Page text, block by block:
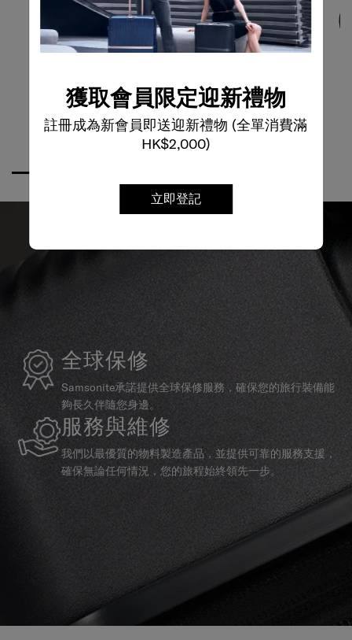
獲取會員限定迎新禮物
註冊成為新會員即送迎新禮物 (全單消費滿
HK$2,000)
立即登記
全球保修
Samsonite承諾提供全球保修服務，確保您的旅行裝備能
夠長久伴隨您身邊。
服務與維修
我們以最優質的物料製造產品，並提供可靠的服務支援，
確保無論任何情況，您的旅程始終領先一步。